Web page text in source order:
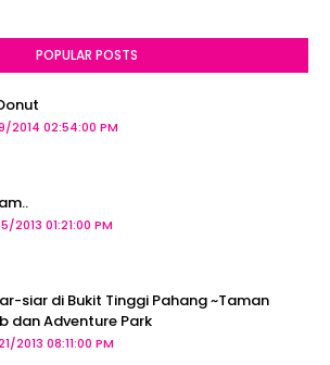
POPULAR POSTS
2014 02:54:00 PM
2013 01:21:00 PM
siar di Bukit Tinggi Pahang ~Taman
dan Adventure Park
2013 08:11:00 PM